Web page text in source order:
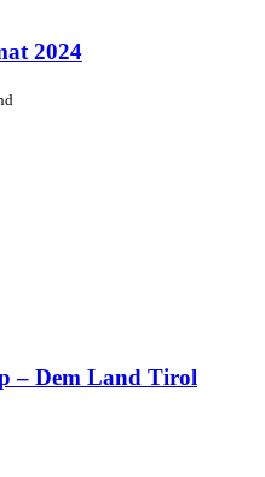
2024
– Dem Land Tirol